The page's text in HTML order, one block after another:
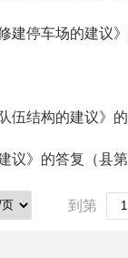
建停车场的建议
伍结构的建议》
议》的答复（县
到第